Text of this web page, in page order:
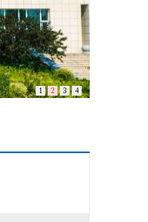
1 2 3 4